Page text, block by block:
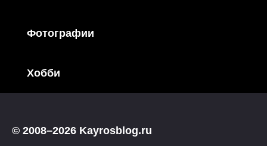
Фотографии
Хобби
© 2008–2026 Kayrosblog.ru